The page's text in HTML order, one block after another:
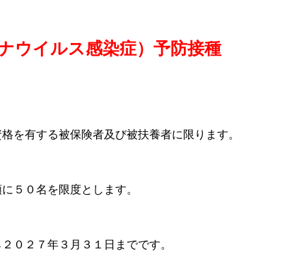
ウイルス感染症）予防接種
する被保険者及び被扶養者に限ります。
名を限度とします。
７年３月３１日までです。